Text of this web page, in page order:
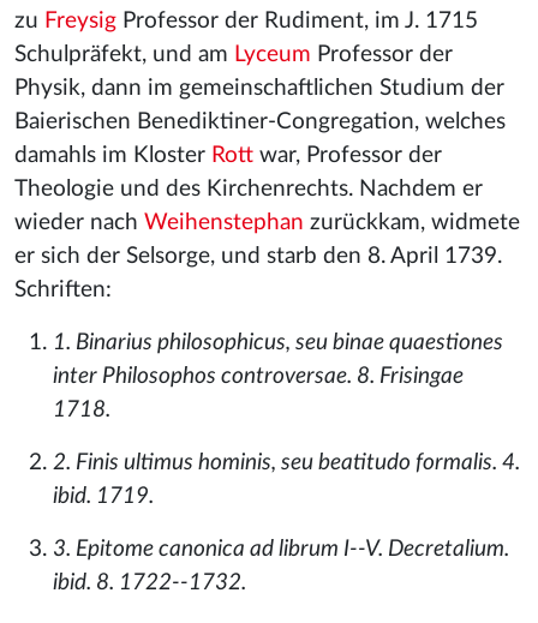
zu Freysig Professor der Rudiment, im J. 1715
Schulpräfekt, und am Lyceum Professor der
Physik, dann im gemeinschaftlichen Studium der
Baierischen Benediktiner-Congregation, welches
damahls im Kloster Rott war, Professor der
Theologie und des Kirchenrechts. Nachdem er
wieder nach Weihenstephan zurückkam, widmete
er sich der Selsorge, und starb den 8. April 1739.
Schriften:
1. Binarius philosophicus, seu binae quaestiones
inter Philosophos controversae. 8. Frisingae
1718.
2. Finis ultimus hominis, seu beatitudo formalis. 4.
ibid. 1719.
3. Epitome canonica ad librum I--V. Decretalium.
ibid. 8. 1722--1732.